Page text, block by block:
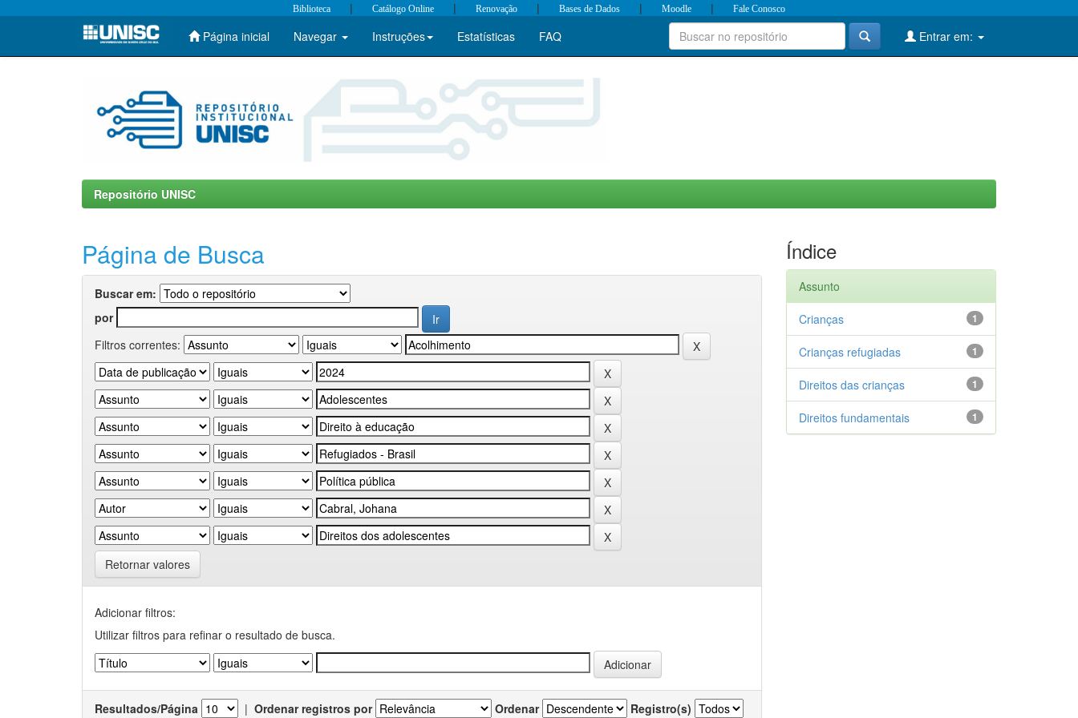
Skip
Biblioteca | Catálogo Online | Renovação | Bases de Dados | Moodle | Fale Conosco
Página inicial Navegar Instruções Estatísticas FAQ Entrar em:
Repositório UNISC
Página de Busca
Buscar em:
por
Filtros correntes:
Retornar valores
Adicionar filtros:
Utilizar filtros para refinar o resultado de busca.
Resultados/Página | Ordenar registros por Ordenar Registro(s)
Índice
Assunto
1
Crianças
1
Crianças refugiadas
1
Direitos das crianças
1
Direitos fundamentais